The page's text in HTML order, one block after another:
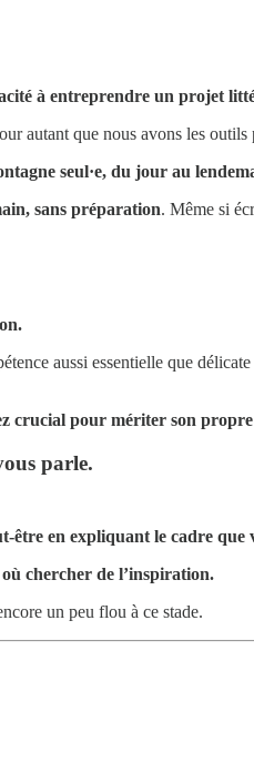
à entreprendre un projet
autant que nous avons les
seul·e, du jour au
sans préparation. Même si
aussi essentielle que
crucial pour mériter son
parle.
en expliquant le cadre que
chercher de l’inspiration.
un peu flou à ce stade.